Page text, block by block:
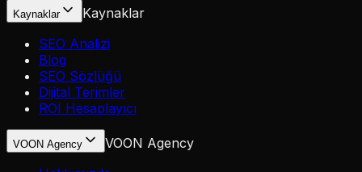
Kaynaklar
Kaynaklar
SEO Analizi
Blog
SEO Sözlüğü
Dijital Terimler
ROI Hesaplayıcı
VOON Agency
VOON Agency